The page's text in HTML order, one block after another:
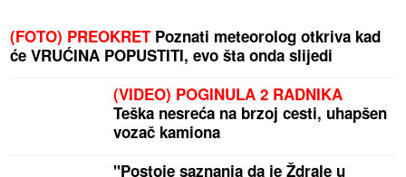
(FOTO) PREOKRETPoznati meteorolog otkriva kad
će VRUĆINA POPUSTITI, evo šta onda slijedi
(VIDEO) POGINULA 2 RADNIKA
Teška nesreća na brzoj cesti, uhapšen
vozač kamiona
"Postoje saznanja da je Ždrale u